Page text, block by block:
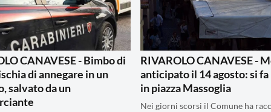
CANAVESE - Bimbo di
di annegare in un
salvato da un
RIVAROLO CANAVESE -
anticipato il 14 agosto: si fa
in piazza Massoglia
Nei giorni scorsi il Comune ha